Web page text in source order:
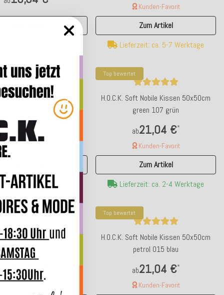
Kunden-Favorit
Zum Artikel
Lieferzeit: ca. 5-7 Werktage
Soft Nobile Kissen 50x50cm
blue 017 hell blau
ab21,04 €
ca. 2-4 Werktage
Top bewertet
H.O.C.K. Soft Nobile Kissen 50x50cm
green 107 grün
ab21,04 €*
Kunden-Favorit
Zum Artikel
Lieferzeit: ca. 2-4 Werktage
Nobile Kissen 50x50cm
maiz 026 gelb
ab21,04 €
Top bewertet
H.O.C.K. Soft Nobile Kissen 50x50cm
petrol 015 blau
ab21,04 €*
Kunden-Favorit